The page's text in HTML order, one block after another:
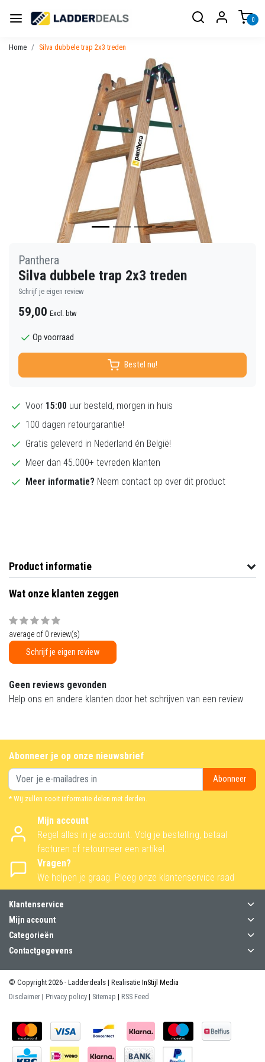
0
Home Silva dubbele trap 2x3 treden
Panthera
Silva dubbele trap 2x3 treden
Schrijf je eigen review
59,00 Excl. btw
Op voorraad
Bestel nu!
Voor 15:00 uur besteld, morgen in huis
100 dagen retourgarantie!
Gratis geleverd in Nederland én België!
Meer dan 45.000+ tevreden klanten
Meer informatie? Neem contact op over dit product
Product informatie
Wat onze klanten zeggen
average of 0 review(s)
Schrijf je eigen review
Geen reviews gevonden
Help ons en andere klanten door het schrijven van een review
Abonneer je op onze nieuwsbrief
Abonneer
* Wij zullen nooit informatie delen met derden.
Mijn account
Regel alles in je account. Volg je bestelling, betaal
facturen of retourneer een artikel.
Vragen?
We helpen je graag. Pleeg onze klantenservice raad
Klantenservice
Mijn account
Categorieën
Contactgegevens
© Copyright 2026 - Ladderdeals | Realisatie InStijl Media
Disclaimer | Privacy policy | Sitemap | RSS Feed